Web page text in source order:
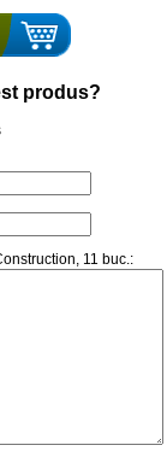
produs?
11 buc.: